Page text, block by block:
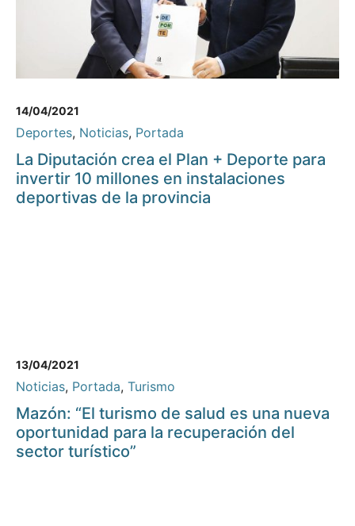
14/04/2021
Deportes, Noticias, Portada
La Diputación crea el Plan + Deporte para
invertir 10 millones en instalaciones
deportivas de la provincia
13/04/2021
Noticias, Portada, Turismo
Mazón: “El turismo de salud es una nueva
oportunidad para la recuperación del
sector turístico”